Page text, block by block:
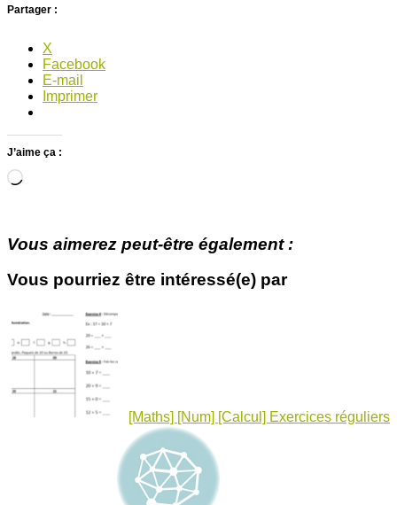
Partager :
X
Facebook
E-mail
Imprimer
J’aime ça :
Chargement…
Vous aimerez peut-être également :
Vous pourriez être intéressé(e) par
[Maths] [Num] [Calcul] Exercices réguliers